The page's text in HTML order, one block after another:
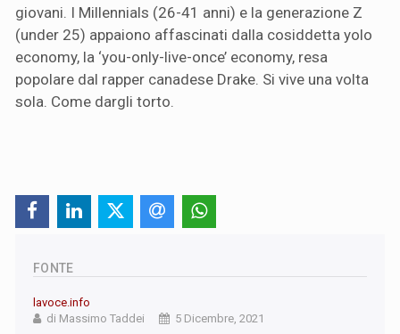
giovani. I Millennials (26-41 anni) e la generazione Z
(under 25) appaiono affascinati dalla cosiddetta yolo
economy, la ‘you-only-live-once’ economy, resa
popolare dal rapper canadese Drake. Si vive una volta
sola. Come dargli torto.
FONTE
lavoce.info
di Massimo Taddei
5 Dicembre, 2021